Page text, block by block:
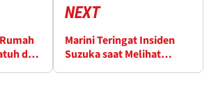
di
NEXT
Marini Teringat Insiden
Suzuka saat Melihat
Kecelakaan Zarco